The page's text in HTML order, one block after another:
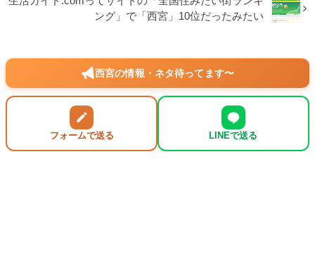
ング」で「西宮」10位だったみたい
西宮の情報・ネタ待ってます〜
フォームで送る LINEで送る